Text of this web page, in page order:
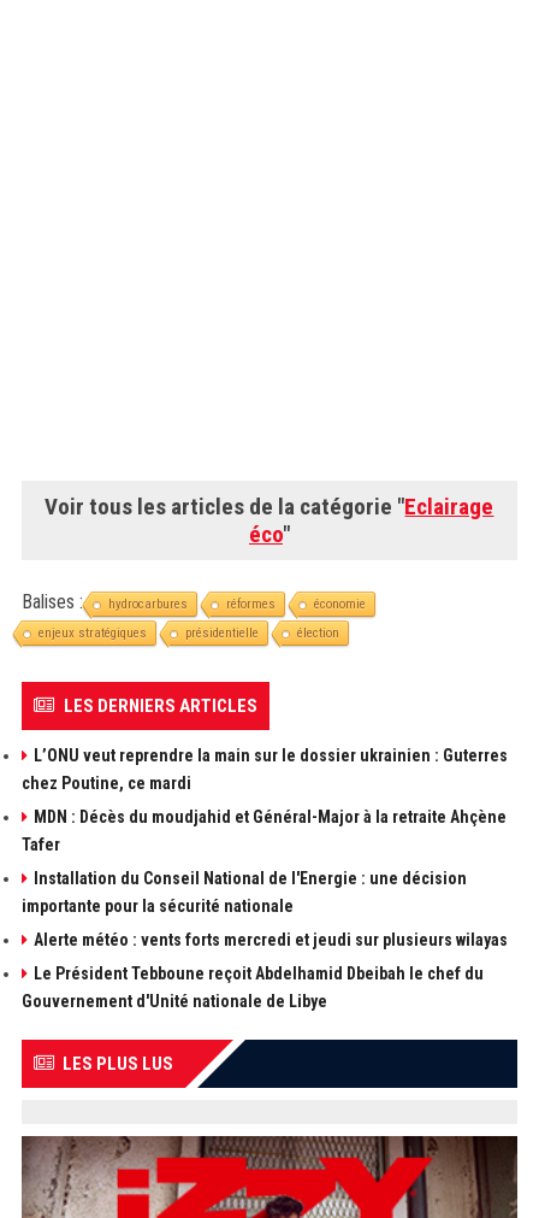
Voir tous les articles de la catégorie "Eclairage
éco"
Balises : hydrocarbures réformes
économie
enjeux stratégiques
présidentielle élection
LES DERNIERS ARTICLES
L’ONU veut reprendre la main sur le dossier ukrainien : Guterres
chez Poutine, ce mardi
MDN : Décès du moudjahid et Général-Major à la retraite Ahçène
Tafer
Installation du Conseil National de l'Energie : une décision
importante pour la sécurité nationale
Alerte météo : vents forts mercredi et jeudi sur plusieurs wilayas
Le Président Tebboune reçoit Abdelhamid Dbeibah le chef du
Gouvernement d'Unité nationale de Libye
LES PLUS LUS